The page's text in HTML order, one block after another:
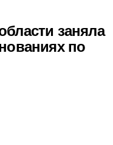
заняла
по